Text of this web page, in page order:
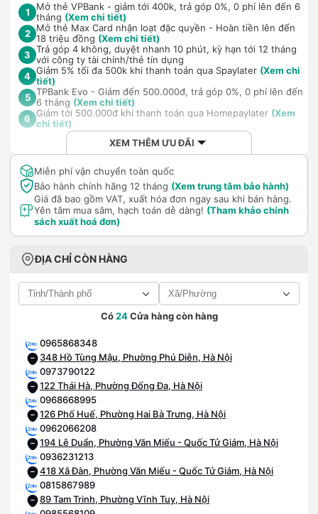
1
Mở thẻ VPBank - giảm tới 400k, trả góp 0%, 0 phí lên đến 6
tháng (Xem chi tiết)
2 Mở thẻ Max Card nhận loạt đặc quyền - Hoàn tiền lên đến
18 triệu đồng (Xem chi tiết)
3 Trả góp 4 không, duyệt nhanh 10 phút, kỳ hạn tới 12 tháng
với công ty tài chính/thẻ tín dụng
4 Giảm 5% tối đa 500k khi thanh toán qua Spaylater (Xem chi
tiết)
5 TPBank Evo - Giảm đến 500.000đ, trả góp 0%, 0 phí lên đến
6 tháng (Xem chi tiết)
6
Giảm tới 500.000đ khi thanh toán qua Homepaylater (Xem
chi tiết)
XEM THÊM ƯU ĐÃI
Miễn phí vận chuyển toàn quốc
Bảo hành chính hãng 12 tháng (Xem trung tâm bảo hành)
Giá đã bao gồm VAT, xuất hóa đơn ngay sau khi bán hàng.
Yên tâm mua sắm, hạch toán dễ dàng! (Tham khảo chính
sách xuất hoá đơn)
ĐỊA CHỈ CÒN HÀNG
Có24Cửa hàng còn hàng
0965868348
348 Hồ Tùng Mậu, Phường Phú Diễn, Hà Nội
0973790122
122 Thái Hà, Phường Đống Đa, Hà Nội
0968668995
126 Phố Huế, Phường Hai Bà Trưng, Hà Nội
0962066208
194 Lê Duẩn, Phường Văn Miếu - Quốc Tử Giám, Hà Nội
0936231213
418 Xã Đàn, Phường Văn Miếu - Quốc Tử Giám, Hà Nội
0815867989
89 Tam Trinh, Phường Vĩnh Tuy, Hà Nội